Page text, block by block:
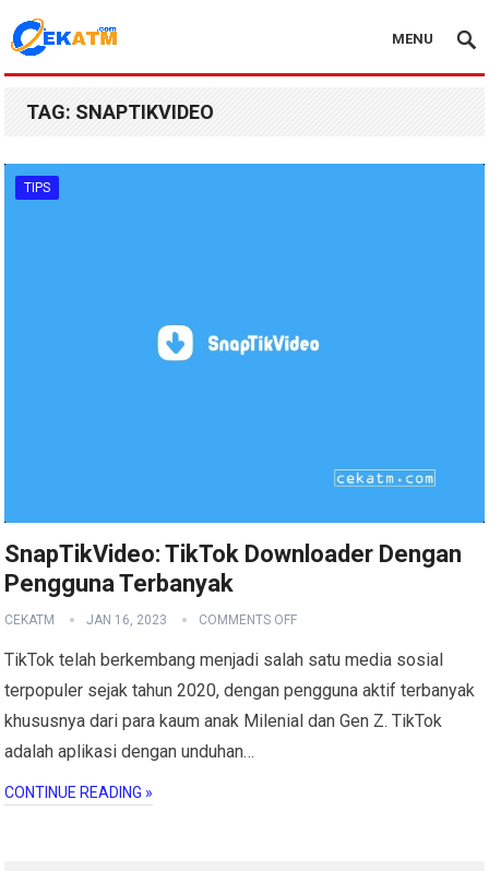
MENU
TAG: SNAPTIKVIDEO
TIPS
SnapTikVideo: TikTok Downloader Dengan
Pengguna Terbanyak
CEKATM JAN 16, 2023 COMMENTS OFF
TikTok telah berkembang menjadi salah satu media sosial
terpopuler sejak tahun 2020, dengan pengguna aktif terbanyak
khususnya dari para kaum anak Milenial dan Gen Z. TikTok
adalah aplikasi dengan unduhan…
CONTINUE READING »